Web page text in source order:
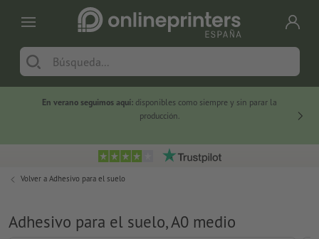
En verano seguimos aquí: disponibles como siempre y sin parar la
producción.
Volver a Adhesivo para el suelo
Adhesivo para el suelo, A0 medio